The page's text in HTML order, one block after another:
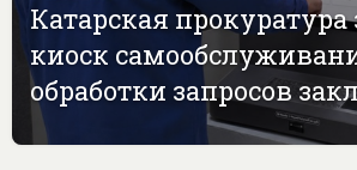
Катарская прокуратура
киоск
обработки запросов